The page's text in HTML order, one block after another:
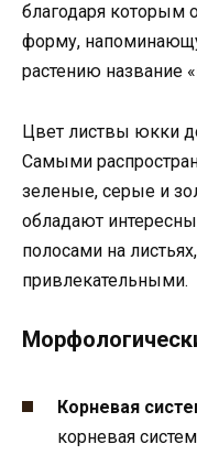
благодаря которым
форму,
растению название
Цвет листвы юкки
Самыми
зеленые, серые и
обладают
полосами на
привлекательными.
Корневая
корневая